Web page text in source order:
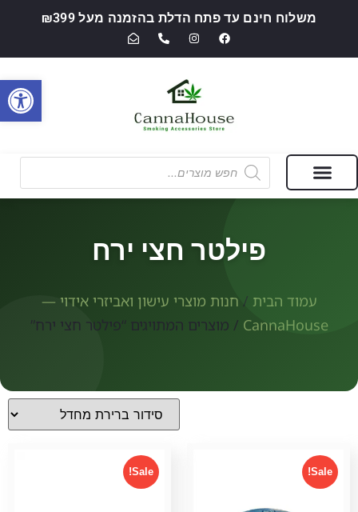
משלוח חינם עד פתח הדלת בהזמנה מעל ₪399
פילטר חצי ירח
עמוד הבית / חנות מוצרי עישון ואביזרי אידוי —
CannaHouse / מוצרים המתויגים “פילטר חצי ירח”
Sale!
Sale!
פתח